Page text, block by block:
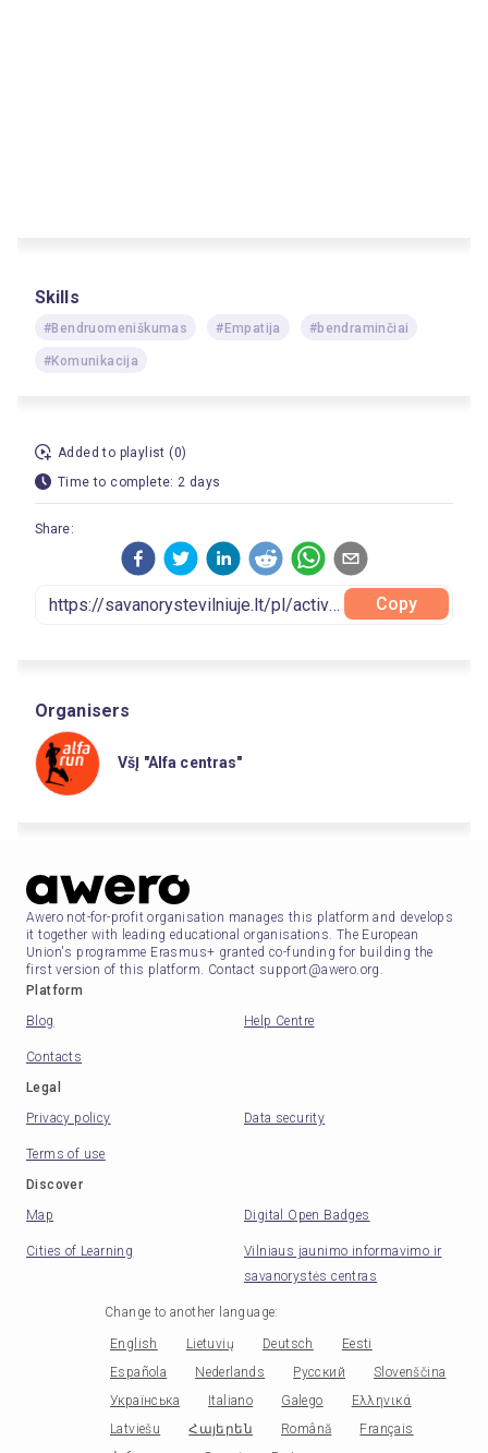
Skills
#Bendruomeniškumas #Empatija #bendraminčiai
#Komunikacija
Added to playlist (0)
Time to complete: 2 days
Share:
Copy
Organisers
VšĮ "Alfa centras"
Awero not-for-profit organisation manages this platform and develops
it together with leading educational organisations. The European
Union's programme Erasmus+ granted co-funding for building the
first version of this platform. Contact support@awero.org.
Platform
Blog
Help Centre
Contacts
Legal
Privacy policy
Data security
Terms of use
Discover
Map
Digital Open Badges
Cities of Learning
Vilniaus jaunimo informavimo ir
savanorystės centras
Change to another language:
English Lietuvių Deutsch
Eesti
Española
Nederlands Русский
Slovenščina
Українська
Italiano Galego
Ελληνικά
Latviešu
Հայերեն Română
Français